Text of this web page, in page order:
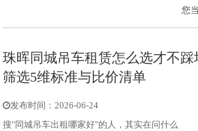
您
珠晖同城吊车租赁怎么选才不踩
筛选5维标准与比价清单
发布时间：2026-06-24
搜"同城吊车出租哪家好"的人，其实在问什么